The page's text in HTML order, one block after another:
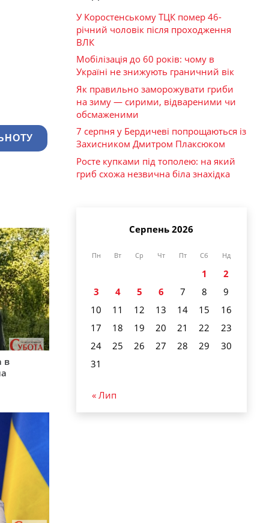
в
У Коростенському ТЦК помер 46-
річний чоловік після проходження
ВЛК
Мобілізація до 60 років: чому в
Україні не знижують граничний вік
Як правильно заморожувати гриби
на зиму — сирими, відвареними чи
обсмаженими
7 серпня у Бердичеві попрощаються із
Захисником Дмитром Плаксюком
Росте купками під тополею: на який
гриб схожа незвична біла знахідка
Серпень 2026
Пн Вт Ср Чт Пт Сб Нд
1
2
3
4 5 6 7 8
9
10
11 12 13 14 15
16
17
18 19 20 21 22
23
24
25 26 27 28 29
30
31
« Лип